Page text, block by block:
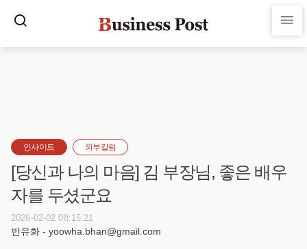
인사이트 외부칼럼
[당신과 나의 마음] 김 부장님, 좋은 배우
자를 두셨군요
2026-02-02 08:15:21
반유화 - yoowha.bhan@gmail.com